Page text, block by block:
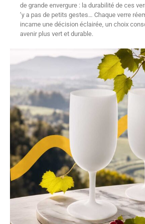
de grande envergure : la durabilité de ces
‘y a pas de petits gestes… Chaque verre
incarne une décision éclairée, un choix
avenir plus vert et durable.